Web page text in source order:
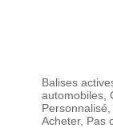
Balises
automobiles,
Acheter, Pas